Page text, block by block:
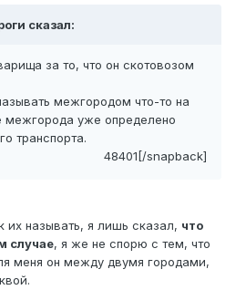
сказал:
за то, что он скотовозом
межгородом что-то на
межгорода уже определено
транспорта.
48401[/snapback]
их называть, я лишь сказал, что
случае, я же не спорю с тем, что
меня он между двумя городами,